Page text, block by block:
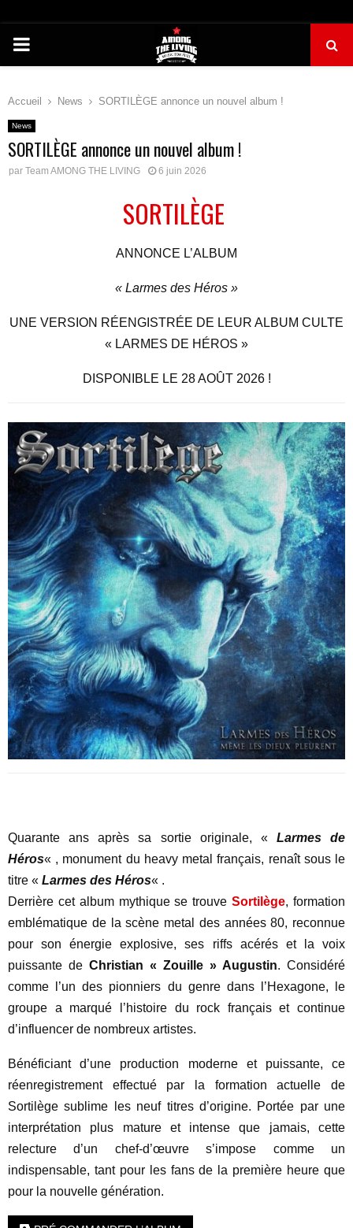
PRIMARY
Accueil News SORTILÈGE annonce un nouvel album !
News
SORTILÈGE annonce un nouvel album !
par Team AMONG THE LIVING 6 juin 2026
SORTILÈGE
ANNONCE L’ALBUM
« Larmes des Héros »
UNE VERSION RÉENGISTRÉE DE LEUR ALBUM CULTE
« LARMES DE HÉROS »
DISPONIBLE LE 28 AOÛT 2026 !
Quarante ans après sa sortie originale, « Larmes de
Héros« , monument du heavy metal français, renaît sous le
titre « Larmes des Héros« .
Derrière cet album mythique se trouveSortilège, formation
emblématique de la scène metal des années 80, reconnue
pour son énergie explosive, ses riffs acérés et la voix
puissante de Christian « Zouille » Augustin. Considéré
comme l’un des pionniers du genre dans l’Hexagone, le
groupe a marqué l’histoire du rock français et continue
d’influencer de nombreux artistes.
Bénéficiant d’une production moderne et puissante, ce
réenregistrement effectué par la formation actuelle de
Sortilège sublime les neuf titres d’origine. Portée par une
interprétation plus mature et intense que jamais, cette
relecture d’un chef-d’œuvre s’impose comme un
indispensable, tant pour les fans de la première heure que
pour la nouvelle génération.